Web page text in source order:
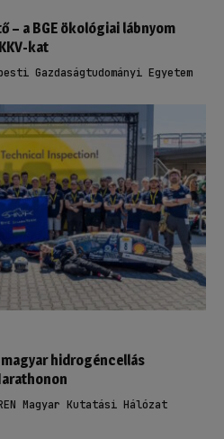
– a BGE ökológiai lábnyom
kat
Gazdaságtudományi Egyetem
hidrogéncellás
REN Magyar Kutatási Hálózat